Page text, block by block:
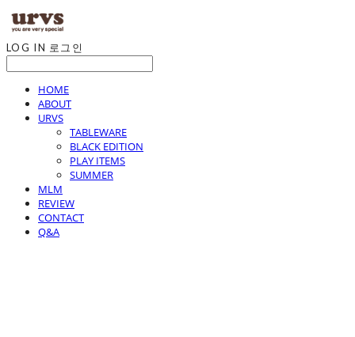
LOG IN 로그인
HOME
ABOUT
URVS
TABLEWARE
BLACK EDITION
PLAY ITEMS
SUMMER
MLM
REVIEW
CONTACT
Q&A